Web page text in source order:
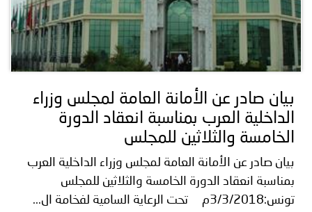
بيان صادر عن الأمانة العامة لمجلس وزراء
الداخلية العرب بمناسبة انعقاد الدورة
الخامسة والثلاثين للمجلس
بيان صادر عن الأمانة العامة لمجلس وزراء الداخلية العرب
بمناسبة انعقاد الدورة الخامسة والثلاثين للمجلس
تونس:3/3/2018م تحت الرعاية السامية لفخامة ال...